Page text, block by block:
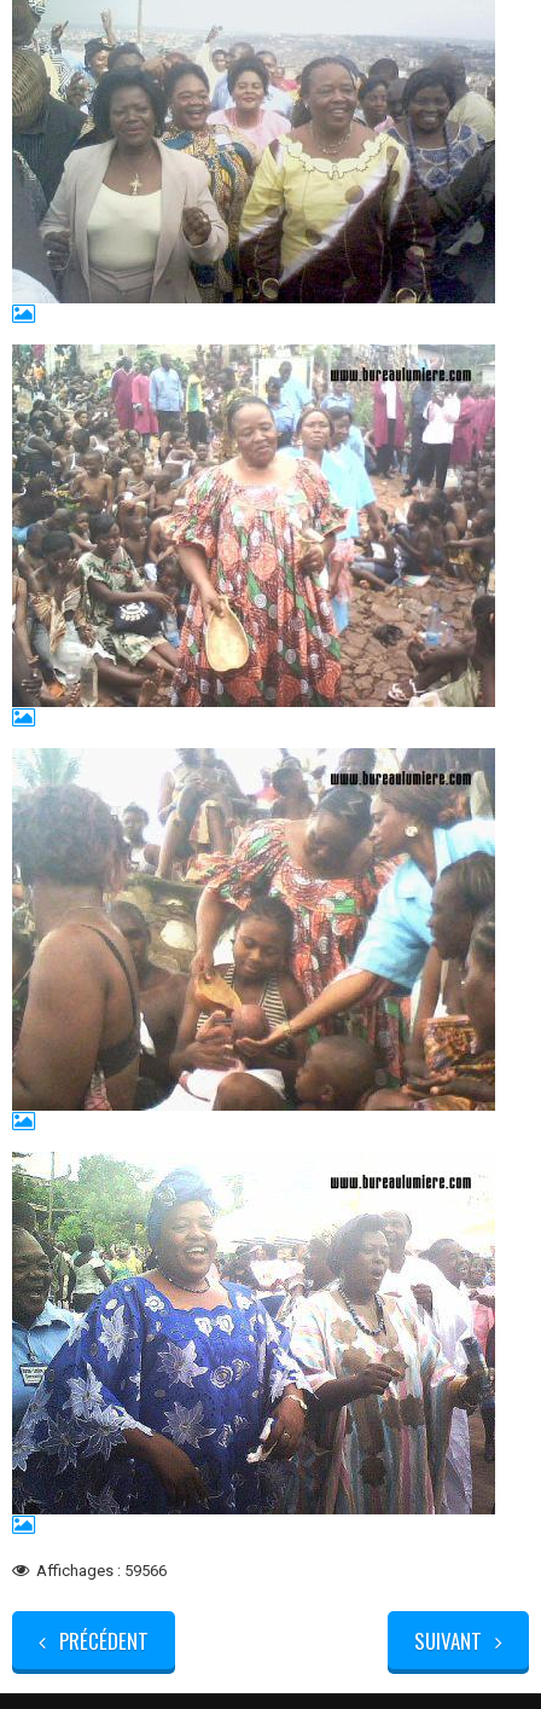
Affichages : 59566
PRÉCÉDENT SUIVANT